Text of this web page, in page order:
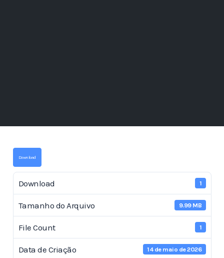
Download
Download 1
Tamanho do Arquivo 9.99 MB
File Count 1
Data de Criação 14 de maio de 2026